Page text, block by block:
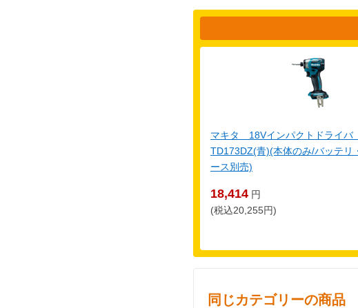
マキタ 18Vインパクトドライバ
TD173DZ(青)(本体のみ/バッテリ
ース別売)
18,414 円
(税込20,255円)
同じカテゴリーの商品